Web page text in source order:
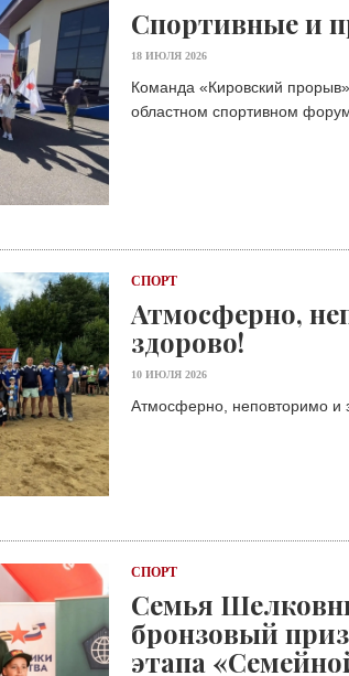
Спортивные и
18 ИЮЛЯ 2026
Команда «Кировский
областном спортивном
СПОРТ
Атмосферно,
здорово!
10 ИЮЛЯ 2026
Атмосферно, неповторимо и
СПОРТ
Семья
бронзовый
этапа